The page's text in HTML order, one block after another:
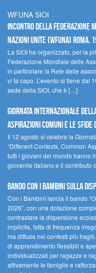
WFUNA SIOI
Incontro della Federazione
Nazioni Unite (WFUNA) Roma,
La SIOI ha organizzato, per la
Federazione Mondiale delle
in particolare la Rete delle
vi fa capo. L’evento si tiene dal
sede della SIOI, che è […]
GIORNATA INTERNAZIONALE
ASPIRAZIONI COMUNI E LE SFIDE
Il 12 agosto si celebra la
“Different Contexts, Common
tutti i giovani del mondo hanno
giovanile italiano e il contributo
Bando Con i Bambini sulla
Con i Bambini lancia il bando
2026”, con una dotazione
contrastare la dispersione
implicita, fatta di frequenza
ma diffusa nei contesti più
di apprendimento flessibili e
individualizzati per ragazze e
attivamente le famiglie e